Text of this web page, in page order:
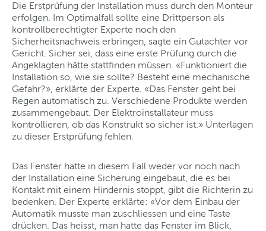
Die Erstprüfung der Installation muss durch den Monteur
erfolgen. Im Optimalfall sollte eine Drittperson als
kontrollberechtigter Experte noch den
Sicherheitsnachweis erbringen, sagte ein Gutachter vor
Gericht. Sicher sei, dass eine erste Prüfung durch die
Angeklagten hätte stattfinden müssen. «Funktioniert die
Installation so, wie sie sollte? Besteht eine mechanische
Gefahr?», erklärte der Experte. «Das Fenster geht bei
Regen automatisch zu. Verschiedene Produkte werden
zusammengebaut. Der Elektroinstallateur muss
kontrollieren, ob das Konstrukt so sicher ist.» Unterlagen
zu dieser Erstprüfung fehlen.
Das Fenster hatte in diesem Fall weder vor noch nach
der Installation eine Sicherung eingebaut, die es bei
Kontakt mit einem Hindernis stoppt, gibt die Richterin zu
bedenken. Der Experte erklärte: «Vor dem Einbau der
Automatik musste man zuschliessen und eine Taste
drücken. Das heisst, man hatte das Fenster im Blick,